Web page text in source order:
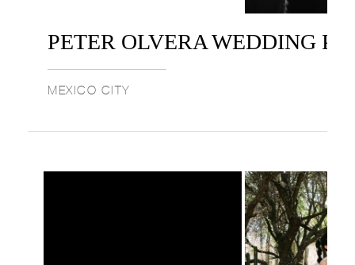
PETER OLVERA WEDDING
MEXICO CITY